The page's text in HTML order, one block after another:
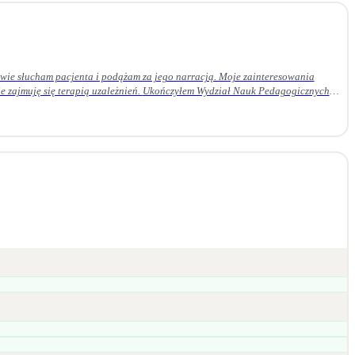
słucham pacjenta i podążam za jego narracją. Moje zainteresowania
Wydział Nauk Pedagogicznych
szkolenie z psychoterapii psychodynamicznej w Krakowskim
superwizji u certyfikowanego superwizora.